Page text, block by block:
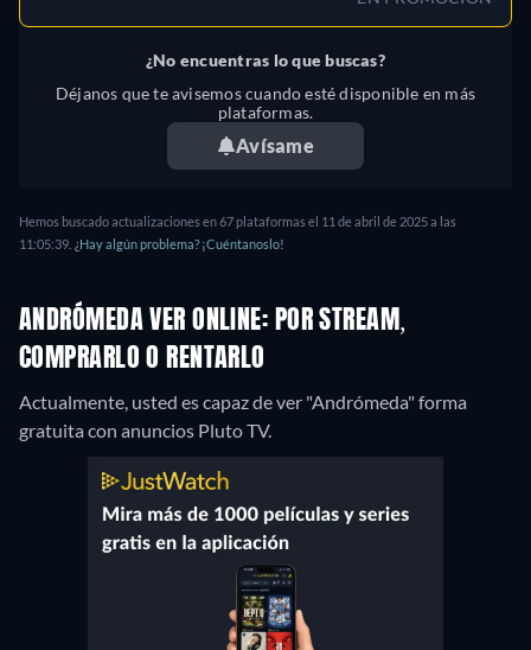
¿No encuentras lo que buscas?
Déjanos que te avisemos cuando esté disponible en más
plataformas.
Avísame
Hemos buscado actualizaciones en 67 plataformas el 11 de abril de 2025 a las
11:05:39. ¿Hay algún problema? ¡Cuéntanoslo!
ANDRÓMEDA VER ONLINE: POR STREAM,
COMPRARLO O RENTARLO
Actualmente, usted es capaz de ver "Andrómeda" forma
gratuita con anuncios Pluto TV.